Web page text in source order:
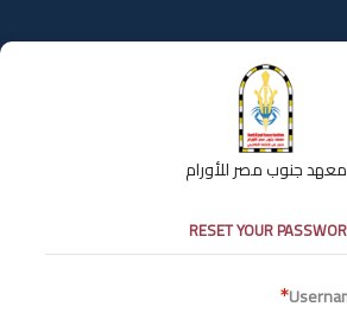
معهد جنوب مصر للأورام
RESET YOUR